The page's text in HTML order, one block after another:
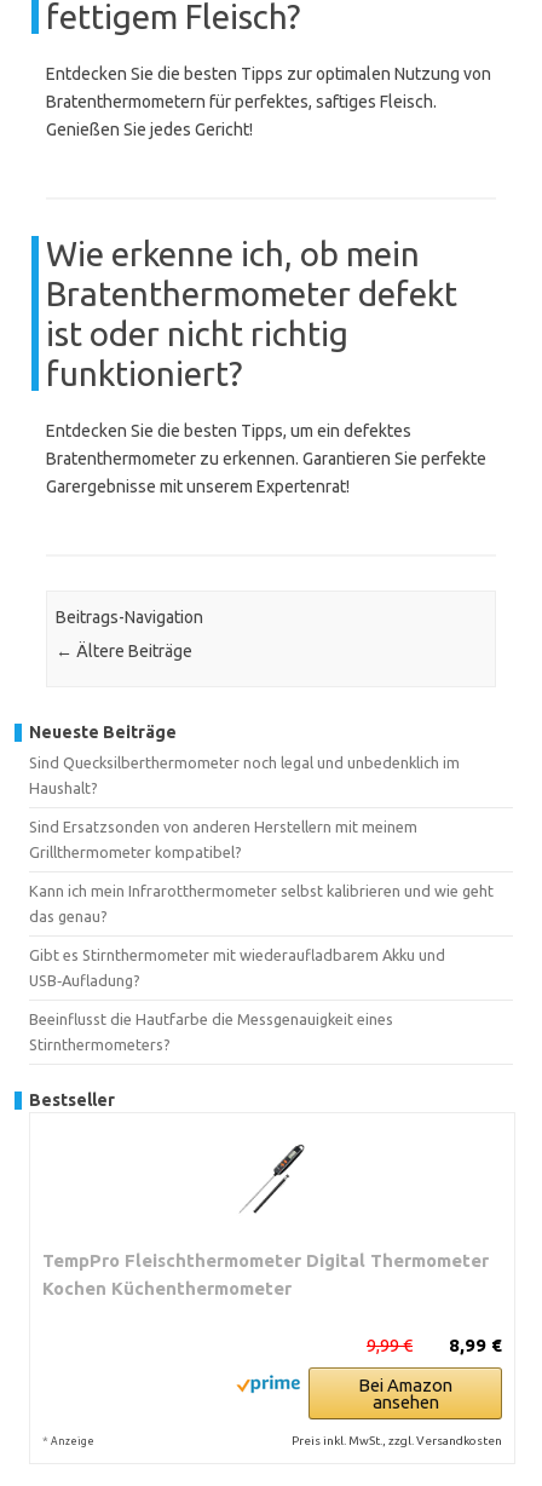
fettigem Fleisch?
Entdecken Sie die besten Tipps zur optimalen Nutzung von
Bratenthermometern für perfektes, saftiges Fleisch.
Genießen Sie jedes Gericht!
Wie erkenne ich, ob mein
Bratenthermometer defekt
ist oder nicht richtig
funktioniert?
Entdecken Sie die besten Tipps, um ein defektes
Bratenthermometer zu erkennen. Garantieren Sie perfekte
Garergebnisse mit unserem Expertenrat!
Beitrags-Navigation
← Ältere Beiträge
Neueste Beiträge
Sind Quecksilberthermometer noch legal und unbedenklich im
Haushalt?
Sind Ersatzsonden von anderen Herstellern mit meinem
Grillthermometer kompatibel?
Kann ich mein Infrarotthermometer selbst kalibrieren und wie geht
das genau?
Gibt es Stirnthermometer mit wiederaufladbarem Akku und
USB‑Aufladung?
Beeinflusst die Hautfarbe die Messgenauigkeit eines
Stirnthermometers?
Bestseller
TempPro Fleischthermometer Digital Thermometer
Kochen Küchenthermometer
8,99 €
9,99 €
Bei Amazon
ansehen
* Anzeige Preis inkl. MwSt., zzgl. Versandkosten